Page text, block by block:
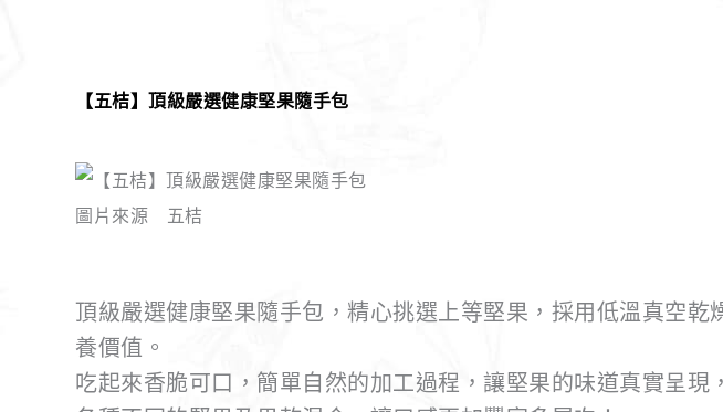
【五桔】頂級嚴選健康堅果隨手包
圖片來源 五桔
頂級嚴選健康堅果隨手包，精心挑選上等堅果，採用低溫真空乾
養價值。
吃起來香脆可口，簡單自然的加工過程，讓堅果的味道真實呈現